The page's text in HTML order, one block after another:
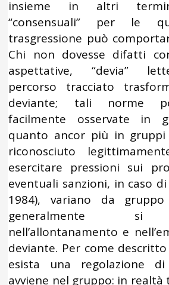
insieme in altri
“consensuali” per le
trasgressione può
Chi non dovesse difatti
aspettative, “devia”
percorso tracciato
deviante; tali norme
facilmente osservate in
quanto ancor più in
riconosciuto
esercitare pressioni sui
eventuali sanzioni, in caso di
1984), variano da
generalmente si
nell’allontanamento e
deviante. Per come
esista una regolazione
avviene nel gruppo: in realtà